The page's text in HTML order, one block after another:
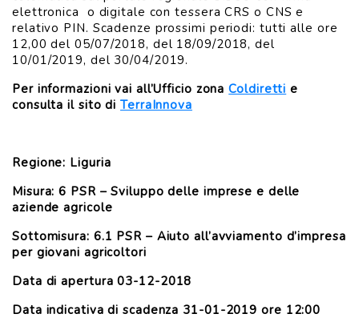
elettronica o digitale con tessera CRS o CNS e
relativo PIN. Scadenze prossimi periodi: tutti alle ore
12,00 del 05/07/2018, del 18/09/2018, del
10/01/2019, del 30/04/2019.
Per informazioni vai all’Ufficio zonaColdiretti e
consulta il sito diTerraInnova
Regione: Liguria
Misura: 6 PSR – Sviluppo delle imprese e delle
aziende agricole
Sottomisura: 6.1 PSR – Aiuto all’avviamento d’impresa
per giovani agricoltori
Data di apertura03-12-2018
Data indicativa di scadenza 31-01-2019 ore 12:00